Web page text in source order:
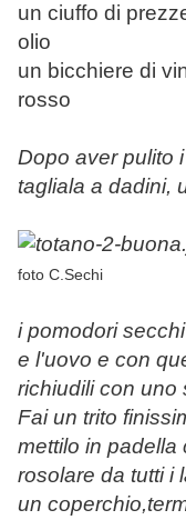
un ciuffo di
olio
un bicchiere di
rosso
Dopo aver pulito
tagliala a dadini,
foto C.Sechi
i pomodori
e l'uovo e con
richiudili con uno
Fai un trito
mettilo in padella
rosolare da tutti i
un